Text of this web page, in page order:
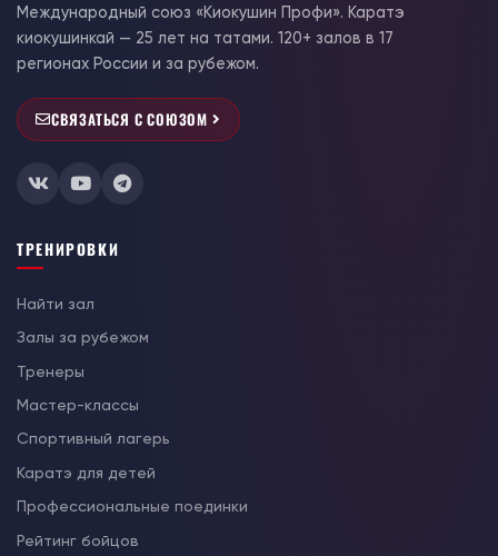
Международный союз «Киокушин Профи». Каратэ
киокушинкай — 25 лет на татами. 120+ залов в 17
регионах России и за рубежом.
СВЯЗАТЬСЯ С СОЮЗОМ
ТРЕНИРОВКИ
Найти зал
Залы за рубежом
Тренеры
Мастер-классы
Спортивный лагерь
Каратэ для детей
Профессиональные поединки
Рейтинг бойцов